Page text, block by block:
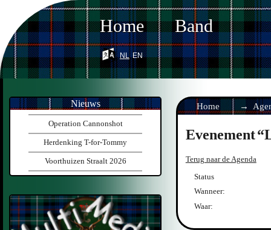
Home Band
nl en
Home
Evenement
Terug naar de Agenda
Status
Wanneer:
Waar:
Nieuws
Operation Cannonshot
Herdenking T-for-Tommy
Voorthuizen Straalt 2026